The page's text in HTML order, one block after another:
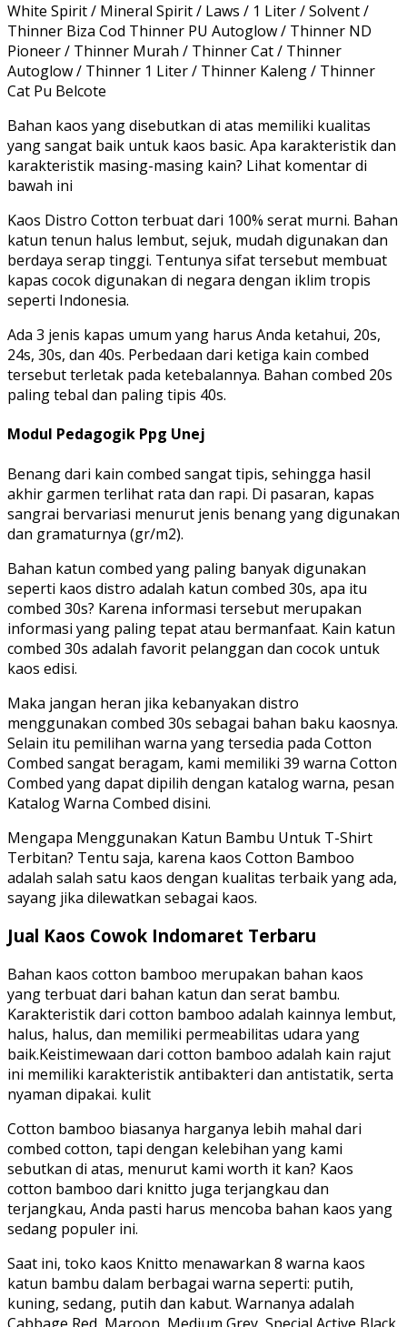
White Spirit / Mineral Spirit / Laws / 1 Liter / Solvent /
Thinner Biza Cod Thinner PU Autoglow / Thinner ND
Pioneer / Thinner Murah / Thinner Cat / Thinner
Autoglow / Thinner 1 Liter / Thinner Kaleng / Thinner
Cat Pu Belcote
Bahan kaos yang disebutkan di atas memiliki kualitas
yang sangat baik untuk kaos basic. Apa karakteristik dan
karakteristik masing-masing kain? Lihat komentar di
bawah ini
Kaos Distro Cotton terbuat dari 100% serat murni. Bahan
katun tenun halus lembut, sejuk, mudah digunakan dan
berdaya serap tinggi. Tentunya sifat tersebut membuat
kapas cocok digunakan di negara dengan iklim tropis
seperti Indonesia.
Ada 3 jenis kapas umum yang harus Anda ketahui, 20s,
24s, 30s, dan 40s. Perbedaan dari ketiga kain combed
tersebut terletak pada ketebalannya. Bahan combed 20s
paling tebal dan paling tipis 40s.
Modul Pedagogik Ppg Unej
Benang dari kain combed sangat tipis, sehingga hasil
akhir garmen terlihat rata dan rapi. Di pasaran, kapas
sangrai bervariasi menurut jenis benang yang digunakan
dan gramaturnya (gr/m2).
Bahan katun combed yang paling banyak digunakan
seperti kaos distro adalah katun combed 30s, apa itu
combed 30s? Karena informasi tersebut merupakan
informasi yang paling tepat atau bermanfaat. Kain katun
combed 30s adalah favorit pelanggan dan cocok untuk
kaos edisi.
Maka jangan heran jika kebanyakan distro
menggunakan combed 30s sebagai bahan baku kaosnya.
Selain itu pemilihan warna yang tersedia pada Cotton
Combed sangat beragam, kami memiliki 39 warna Cotton
Combed yang dapat dipilih dengan katalog warna, pesan
Katalog Warna Combed disini.
Mengapa Menggunakan Katun Bambu Untuk T-Shirt
Terbitan? Tentu saja, karena kaos Cotton Bamboo
adalah salah satu kaos dengan kualitas terbaik yang ada,
sayang jika dilewatkan sebagai kaos.
Jual Kaos Cowok Indomaret Terbaru
Bahan kaos cotton bamboo merupakan bahan kaos
yang terbuat dari bahan katun dan serat bambu.
Karakteristik dari cotton bamboo adalah kainnya lembut,
halus, halus, dan memiliki permeabilitas udara yang
baik.Keistimewaan dari cotton bamboo adalah kain rajut
ini memiliki karakteristik antibakteri dan antistatik, serta
nyaman dipakai. kulit
Cotton bamboo biasanya harganya lebih mahal dari
combed cotton, tapi dengan kelebihan yang kami
sebutkan di atas, menurut kami worth it kan? Kaos
cotton bamboo dari knitto juga terjangkau dan
terjangkau, Anda pasti harus mencoba bahan kaos yang
sedang populer ini.
Saat ini, toko kaos Knitto menawarkan 8 warna kaos
katun bambu dalam berbagai warna seperti: putih,
kuning, sedang, putih dan kabut. Warnanya adalah